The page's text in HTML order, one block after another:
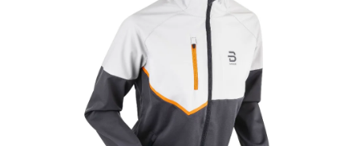
hvězdiček.